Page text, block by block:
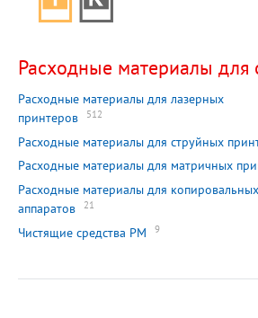
Расходные материалы для
Расходные материалы для лазерных
принтеров
512
Расходные материалы для струйных
Расходные материалы для матричных
Расходные материалы для копировальных
аппаратов
21
Чистящие средства РМ 9